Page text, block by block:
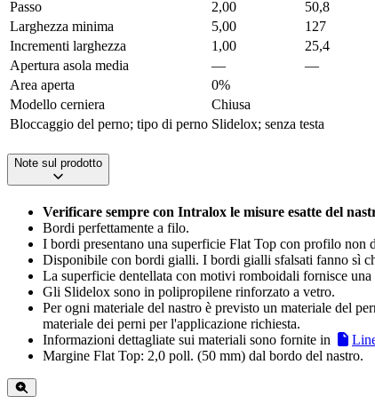
Passo
2,00
50,8
Larghezza minima
5,00
127
Incrementi larghezza
1,00
25,4
Apertura asola media
—
—
Area aperta
0%
Modello cerniera
Chiusa
Bloccaggio del perno; tipo di perno Slidelox; senza testa
Note sul prodotto
Verificare sempre con Intralox le misure esatte del
Bordi perfettamente a filo.
I bordi presentano una superficie Flat Top con profilo non
Disponibile con bordi gialli. I bordi gialli sfalsati fanno sì
La superficie dentellata con motivi romboidali fornisce
Gli Slidelox sono in polipropilene rinforzato a vetro.
Per ogni materiale del nastro è previsto un materiale del
materiale dei perni per l'applicazione richiesta.
Informazioni dettagliate sui materiali sono fornite in
Margine Flat Top: 2,0 poll. (50 mm) dal bordo del nastro.